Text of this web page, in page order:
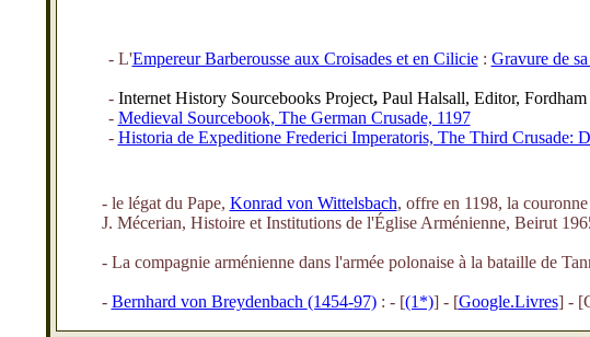
- L'Empereur Barberousse aux Croisades et en Cilicie: Gravure de
- Internet History Sourcebooks Project, Paul Halsall, Editor,
- Medieval Sourcebook, The German Crusade, 1197
- Historia de Expeditione Frederici Imperatoris, The Third Crusade:
- le légat du Pape, Konrad von Wittelsbach, offre en 1198, la
J. Mécerian, Histoire et Institutions de l'Église Arménienne, Beirut
- La compagnie arménienne dans l'armée polonaise à la bataille de
- Bernhard von Breydenbach (1454-97) : - [(1*)] - [Google.Livres] -